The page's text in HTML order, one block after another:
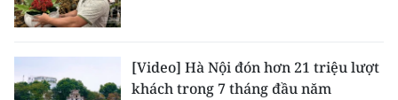
[Video] Hà Nội đón hơn 21 triệu lượt
khách trong 7 tháng đầu năm